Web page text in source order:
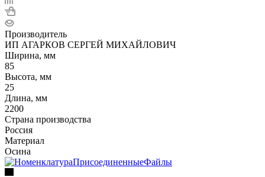
Производитель
ИП АГАРКОВ СЕРГЕЙ МИХАЙЛОВИЧ
Ширина, мм
85
Высота, мм
25
Длина, мм
2200
Страна производства
Россия
Материал
Осина